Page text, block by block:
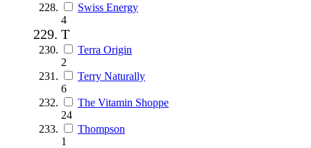
Swiss Energy
4
T
Terra Origin
2
Terry Naturally
6
The Vitamin Shoppe
24
Thompson
1